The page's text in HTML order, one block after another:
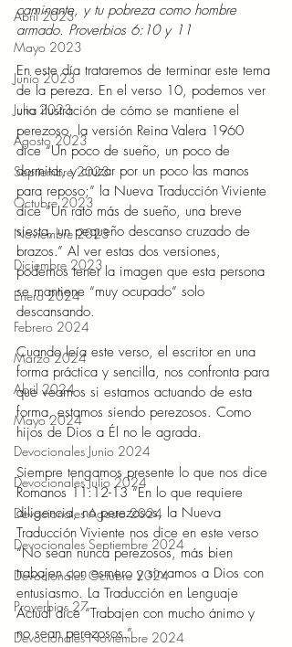
Abril 2023
Mayo 2023
Junio 2023
Julio 2023
Agosto 2023
Septiembre 2023
Octubre 2023
Noviembre 2023
Diciembre 2023
Enero 2024
Febrero 2024
Marzo 2024
Abril 2024
Mayo 2024
Devocionales Junio 2024
Devocionales Julio 2024
Devocionales Agosto 2024
Devocionales Septiembre 2024
Devocionales Octubre 2024
Proverbios 27
Devocionales Noviembre 2024
caminante, y tu pobreza como hombre
armado. Proverbios 6:10 y 11
En este día trataremos de terminar este tema
de la pereza. En el verso 10, podemos ver
una ilustración de cómo se mantiene el
perezoso, la versión Reina Valera 1960
dice “Un poco de sueño, un poco de
dormitar, y cruzar por un poco las manos
para reposo;” la Nueva Traducción Viviente
dice “Un rato más de sueño, una breve
siesta, un pequeño descanso cruzado de
brazos.” Al ver estas dos versiones,
podemos tener la imagen que esta persona
se mantiene “muy ocupado” solo
descansando.
Cuando leía este verso, el escritor en una
forma práctica y sencilla, nos confronta para
que veamos si estamos actuando de esta
forma, estamos siendo perezosos. Como
hijos de Dios a Él no le agrada.
Siempre tengamos presente lo que nos dice
Romanos 11:12-13 “En lo que requiere
diligencia, no perezosos, la Nueva
Traducción Viviente nos dice en este verso
“No sean nunca perezosos, más bien
trabajen con esmero y sirvamos a Dios con
entusiasmo. La Traducción en Lenguaje
Actual dice “Trabajen con mucho ánimo y
no sean perezosos.”